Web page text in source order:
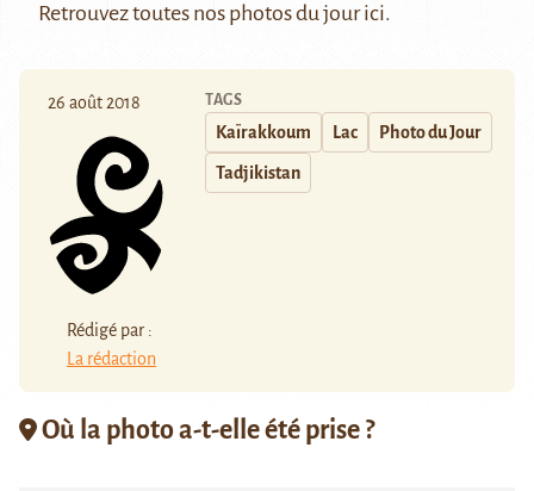
Retrouvez toutes nos photos du jourici.
26 août 2018
Rédigé par :
La rédaction
TAGS
Kaïrakkoum Lac Photo du Jour
Tadjikistan
Où la photo a-t-elle été prise ?